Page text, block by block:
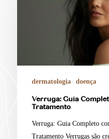
dermatologia doença
Verruga: Guia
Tratamento
Verruga: Guia Completo
Tratamento Verrugas são